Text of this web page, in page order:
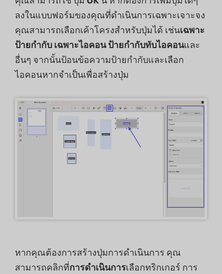
ลงในแบบฟอร์มของคุณที่ดำเนินการเฉพาะเจาะจง
คุณสามารถเลือกเค้าโครงสำหรับปุ่มได้ เช่นเฉพาะ
ป้ายกำกับ เฉพาะไอคอน ป้ายกำกับทับไอคอนและ
อื่นๆ จากนั้นป้อนข้อความป้ายกำกับและเลือก
ไอคอนหากจำเป็นเพื่อสร้างปุ่ม
หากคุณต้องการสร้างปุ่มการดำเนินการ คุณ
สามารถคลิกที่การดำเนินการเลือกทริกเกอร์ การ